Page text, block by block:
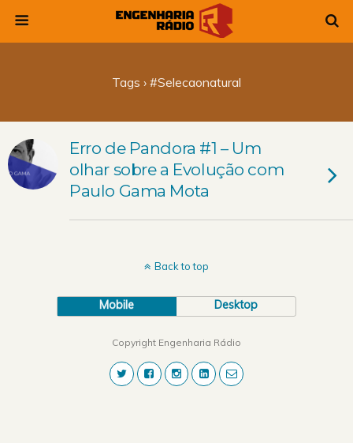
Tags › #selecaonatural
Erro de Pandora #1 – Um
olhar sobre a Evolução com
Paulo Gama Mota
Back to top
Mobile Desktop
Copyright Engenharia Rádio